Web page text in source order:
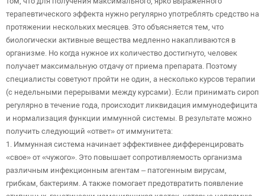
терапевтического эффекта нужно регулярно употреблять средство на
протяжении нескольких месяцев. Это объясняется тем, что
биологически активные вещества медленно накапливаются в
организме. Но когда нужное их количество достигнуто, человек
получает максимальную отдачу от приема препарата. Поэтому
специалисты советуют пройти не один, а несколько курсов терапии
(с недельными перерывами между курсами). Если принимать сироп
регулярно в течение года, происходит ликвидация иммунодефицита
и нормализация функции иммунной системы. В результате можно
получить следующий «ответ» от иммунитета:
1. Иммунная система начинает эффективнее дифференцировать
«свое» от «чужого». Это повышает сопротивляемость организма
различным инфекционным агентам – патогенным вирусам,
грибкам, бактериям. А также помогает предотвратить появление